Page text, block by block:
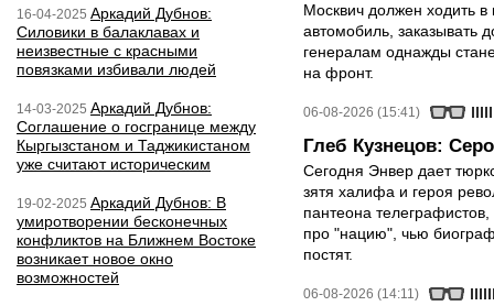
16-04-2025 Аркадий Дубнов:
Силовики в балаклавах и
неизвестные с красными
повязками избивали людей
14-03-2025 Аркадий Дубнов:
Соглашение о госгранице между
Кыргызстаном и Таджикистаном
уже считают историческим
19-02-2025 Аркадий Дубнов: В
умиротворении бесконечных
конфликтов на Ближнем Востоке
возникает новое окно
возможностей
Москвич должен ходить в
автомобиль, заказывать
генералам однажды
на фронт.
06-08-2026 (15:41)
Глеб Кузнецов:
Сегодня Энвер дает
зятя халифа и героя
пантеона
про "нацию", чью
постят.
06-08-2026 (14:11)